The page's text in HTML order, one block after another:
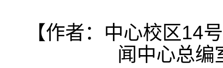
【作者：中心校区14
闻中心总